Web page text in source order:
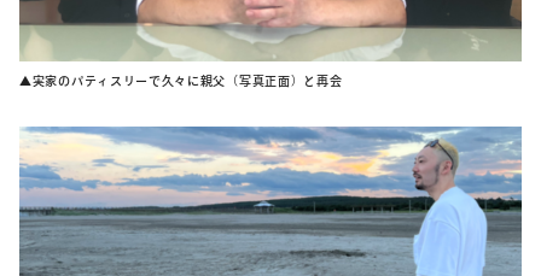
▲実家のパティスリーで久々に親父（写真正面）と再会